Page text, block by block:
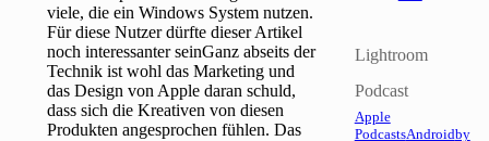
viele, die ein Windows System nutzen.
Für diese Nutzer dürfte dieser Artikel
noch interessanter seinGanz abseits der
Technik ist wohl das Marketing und
das Design von Apple daran schuld,
dass sich die Kreativen von diesen
Produkten angesprochen fühlen. Das
Lightroom
Podcast
Apple
PodcastsAndroidby